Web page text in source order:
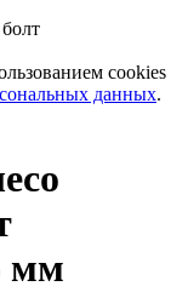
cookies
данных.
мм